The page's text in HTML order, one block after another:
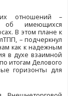
деловых
на